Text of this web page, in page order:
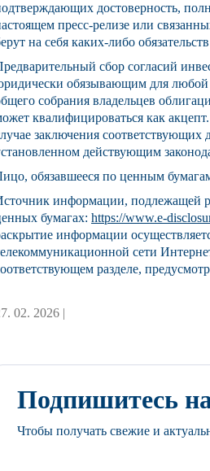
достоверность,
пресс-релизе или
на себя каких-либо
сбор согласий
обязывающим для любой
собрания владельцев
квалифицироваться как
заключения
действующим
обязавшееся по ценным
информации, подлежащей
бумагах: https://www.e-
информации
сети
разделе,
02. 2026 |
Подпишитесь
Чтобы получать свежие и